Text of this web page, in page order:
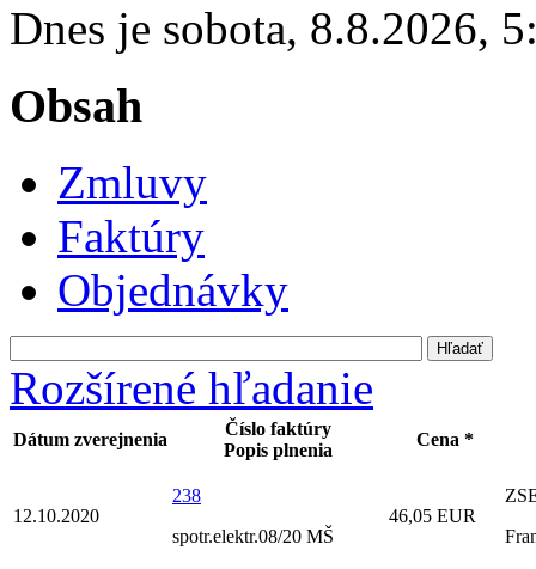
Dnes je sobota, 8.8.2026,
Obsah
Zmluvy
Faktúry
Objednávky
Rozšírené hľadanie
Dátum zverejnenia
Číslo faktúry
Popis plnenia
Cena *
12.10.2020
238
spotr.elektr.08/20 MŠ
46,05 EUR